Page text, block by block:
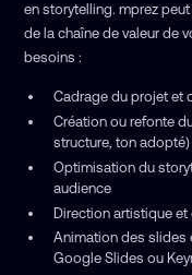
en storytelling. mprez
de la chaîne de valeur de
besoins :
Cadrage du projet et
Création ou refonte
structure, ton adopté)
Optimisation du
audience
Direction artistique
Animation des slides
Google Slides ou